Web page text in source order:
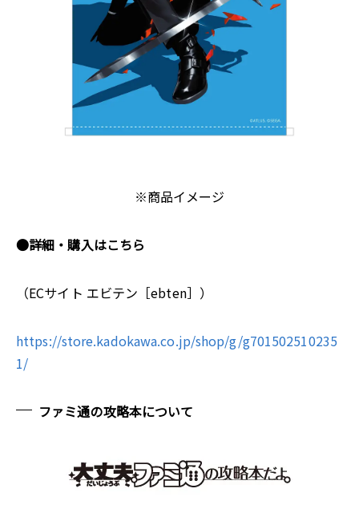
※商品イメージ
●詳細・購入はこちら
（ECサイト エビテン［ebten］）
https://store.kadokawa.co.jp/shop/g/g701502510235
1/
ファミ通の攻略本について